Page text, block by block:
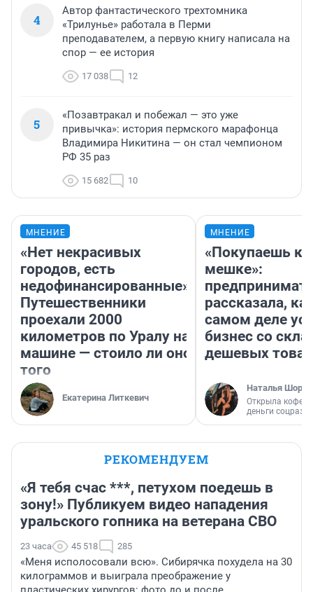
4
Автор фантастического трехтомника
«Трилунье» работала в Перми
преподавателем, а первую книгу написала на
спор — ее история
17 038 12
5
«Позавтракал и побежал — это уже
привычка»: история пермского марафонца
Владимира Никитина — он стал чемпионом
РФ 35 раз
15 682 10
МНЕНИЕ
«Нет некрасивых
городов, есть
недофинансированные».
Путешественники
проехали 2000
километров по Уралу на
машине — стоило ли оно
того
Екатерина Литкевич
МНЕНИЕ
«Покупаешь
мешке»:
рассказала,
самом деле
бизнес со
дешевых
Наталья
Открыла
деньги
РЕКОМЕНДУЕМ
«Я тебя счас ***, петухом поедешь в
зону!» Публикуем видео нападения
уральского гопника на ветерана СВО
23 часа 45 518 285
«Меня исполосовали всю». Сибирячка похудела на 30
килограммов и выиграла преображение у